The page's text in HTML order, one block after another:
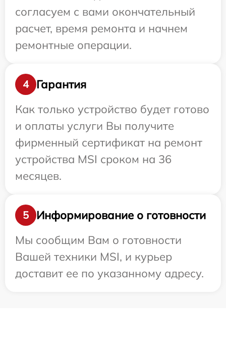
согласуем с вами окончательный
расчет, время ремонта и начнем
ремонтные операции.
4
Гарантия
Как только устройство будет готово
и оплаты услуги Вы получите
фирменный сертификат на ремонт
устройства MSI сроком на 36
месяцев.
5
Информирование о готовности
Мы сообщим Вам о готовности
Вашей техники MSI, и курьер
доставит ее по указанному адресу.